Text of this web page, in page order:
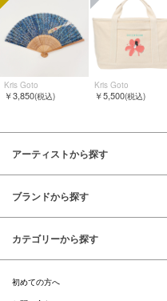
Kris Goto
￥3,850(税込)
Kris Goto
￥5,500(税込)
アーティストから探す
ブランドから探す
カテゴリーから探す
初めての方へ